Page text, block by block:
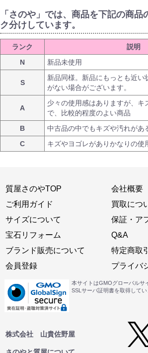
「さのや」では、商品を下記の商品
ク分けしています。
ランク
説明
N
新品未使用
S
新品同様。新品にもっとも近い
がない場合がございます。
A
少々の使用感はありますが、キ
で、比較的程度のよい商品
B
中古品の中でもキズや汚れがあ
C
キズやヨゴレがありかなりの使
質屋さのやTOP
ご利用ガイド
サイズについて
宝石リフォーム
ブランド販売について
会員登録
会社概要
買取につ
保証・ア
Q&A
特定商取
プライバ
本サイトはGMOグローバルサ
SSLサーバ証明書を取得してい
株式会社 山貴佐野屋